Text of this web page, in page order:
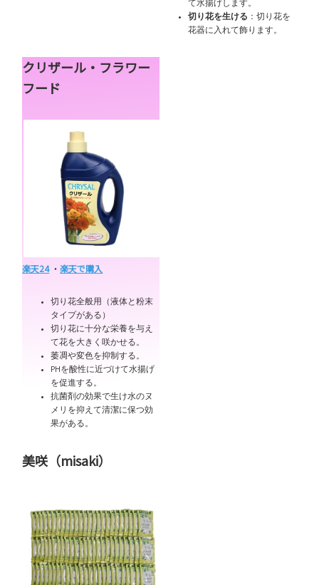
て水揚げします。
切り花を生ける ：切り花を
花器に入れて飾ります。
クリザール・フラワー
フード
楽天24・楽天で購入
切り花全般用（液体と粉末
タイプがある）
切り花に十分な栄養を与え
て花を大きく咲かせる。
萎凋や変色を抑制する。
PHを酸性に近づけて水揚げ
を促進する。
抗菌剤の効果で生け水のヌ
メリを抑えて清潔に保つ効
果がある。
美咲（misaki）